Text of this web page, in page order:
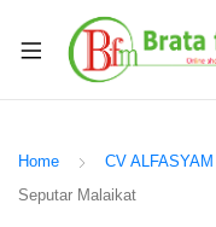
Home CV
Seputar Malaikat